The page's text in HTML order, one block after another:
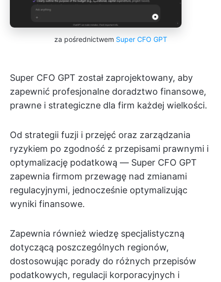
za pośrednictwem Super CFO GPT
Super CFO GPT został zaprojektowany, aby
zapewnić profesjonalne doradztwo finansowe,
prawne i strategiczne dla firm każdej wielkości.
Od strategii fuzji i przejęć oraz zarządzania
ryzykiem po zgodność z przepisami prawnymi i
optymalizację podatkową — Super CFO GPT
zapewnia firmom przewagę nad zmianami
regulacyjnymi, jednocześnie optymalizując
wyniki finansowe.
Zapewnia również wiedzę specjalistyczną
dotyczącą poszczególnych regionów,
dostosowując porady do różnych przepisów
podatkowych, regulacji korporacyjnych i